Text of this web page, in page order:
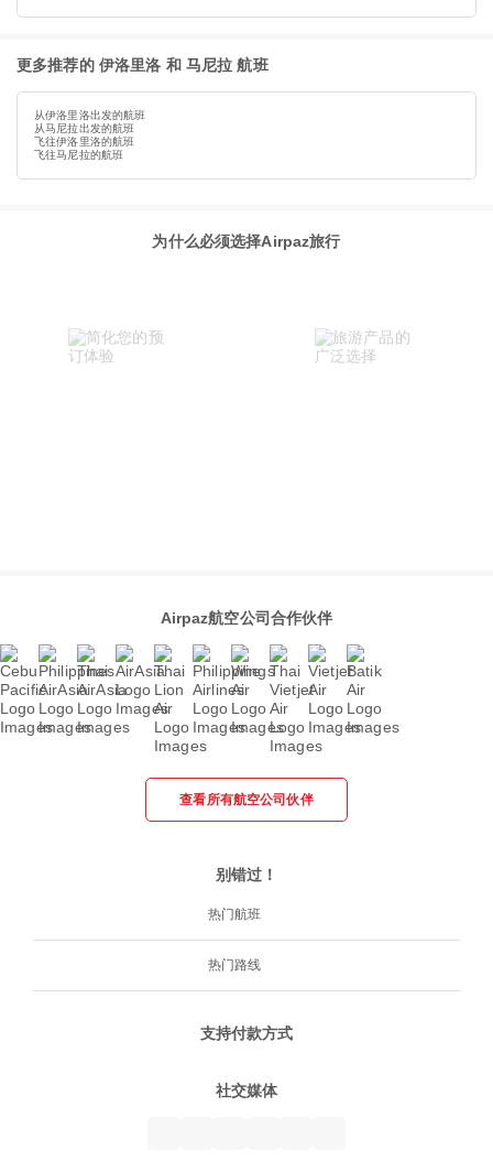
更多推荐的 伊洛里洛 和 马尼拉 航班
从伊洛里洛出发的航班
从马尼拉出发的航班
飞往伊洛里洛的航班
飞往马尼拉的航班
为什么必须选择Airpaz旅行
Airpaz航空公司合作伙伴
查看所有航空公司伙伴
别错过！
热门航班
热门路线
支持付款方式
社交媒体